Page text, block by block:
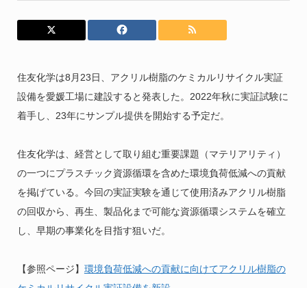
住友化学は8月23日、アクリル樹脂のケミカルリサイクル実証
設備を愛媛工場に建設すると発表した。2022年秋に実証試験に
着手し、23年にサンプル提供を開始する予定だ。
住友化学は、経営として取り組む重要課題（マテリアリティ）
の一つにプラスチック資源循環を含めた環境負荷低減への貢献
を掲げている。今回の実証実験を通じて使用済みアクリル樹脂
の回収から、再生、製品化まで可能な資源循環システムを確立
し、早期の事業化を目指す狙いだ。
【参照ページ】 環境負荷低減への貢献に向けてアクリル樹脂の